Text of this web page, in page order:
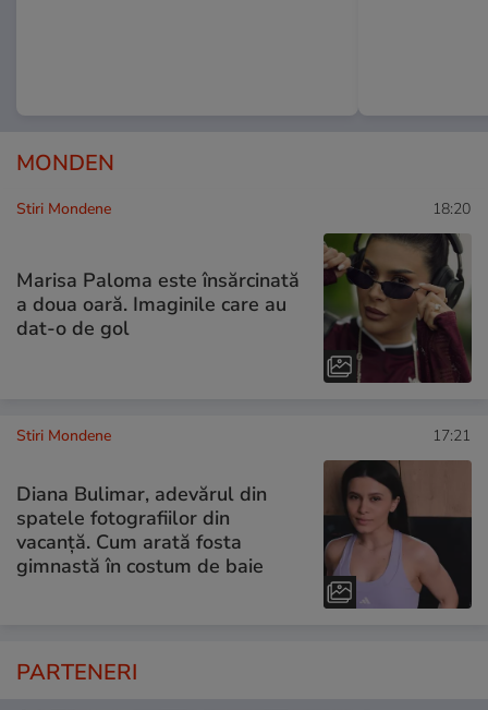
MONDEN
Stiri Mondene 18:20
Marisa Paloma este însărcinată
a doua oară. Imaginile care au
dat-o de gol
Stiri Mondene 17:21
Diana Bulimar, adevărul din
spatele fotografiilor din
vacanță. Cum arată fosta
gimnastă în costum de baie
PARTENERI